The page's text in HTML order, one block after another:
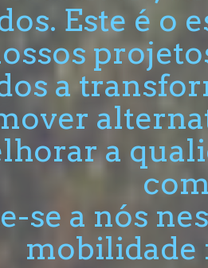
Este é o
a
a
se a nós
mobilidade